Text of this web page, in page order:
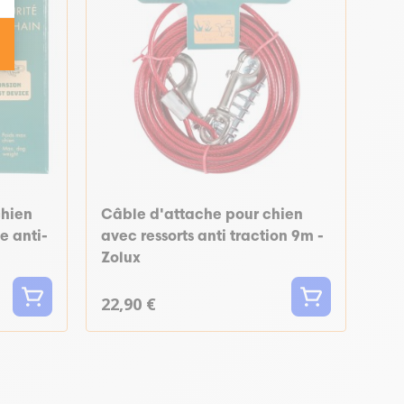
anti-
Câble d'attache pour chien
avec ressorts anti traction 9m -
Zolux
22,90 €